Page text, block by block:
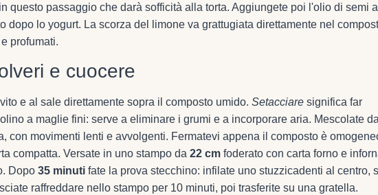
questo passaggio che darà sofficità alla torta. Aggiungete poi l'olio di semi
dopo lo yogurt. La scorza del limone va grattugiata direttamente nel
profumati.
e cuocere
e al sale direttamente sopra il composto umido. Setacciare significa far
a maglie fini: serve a eliminare i grumi e a incorporare aria. Mescolate dal
con movimenti lenti e avvolgenti. Fermatevi appena il composto è
compatta. Versate in uno stampo da 22 cm foderato con carta forno e
Dopo 35 minuti fate la prova stecchino: infilate uno stuzzicadenti al centro,
raffreddare nello stampo per 10 minuti, poi trasferite su una gratella.